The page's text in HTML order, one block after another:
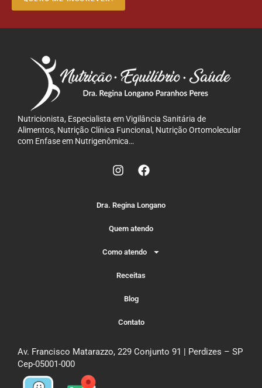
Nutricionista, Especialista em Vigilância Sanitária de
Alimentos, Nutrição Clínica Funcional, Nutrição Ortomolecular
com Enfase em Nutrigenômica…
Dra. Regina Longano
Quem atendo
Como atendo
Receitas
Blog
Contato
Av. Francisco Matarazzo, 229 Conjunto 91 | Perdizes – SP
Cep-05001-000